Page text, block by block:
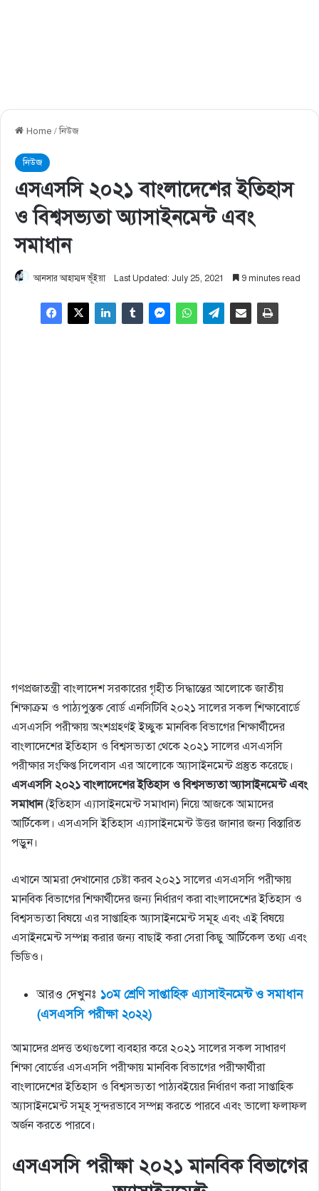
Home /নিউজ
নিউজ
এসএসসি ২০২১ বাংলাদেশের ইতিহাস
ও বিশ্বসভ্যতা অ্যাসাইনমেন্ট এবং
সমাধান
আনসার আহাম্মদ ভূঁইয়া Last Updated: July 25, 2021 9 minutes read
গণপ্রজাতন্ত্রী বাংলাদেশ সরকারের গৃহীত সিদ্ধান্তের আলোকে জাতীয়
শিক্ষাক্রম ও পাঠ্যপুস্তক বোর্ড এনসিটিবি ২০২১ সালের সকল শিক্ষাবোর্ডে
এসএসসি পরীক্ষায় অংশগ্রহণই ইচ্ছুক মানবিক বিভাগের শিক্ষার্থীদের
বাংলাদেশের ইতিহাস ও বিশ্বসভ্যতা থেকে ২০২১ সালের এসএসসি
পরীক্ষার সংক্ষিপ্ত সিলেবাস এর আলোকে অ্যাসাইনমেন্ট প্রস্তুত করেছে।
এসএসসি ২০২১ বাংলাদেশের ইতিহাস ও বিশ্বসভ্যতা অ্যাসাইনমেন্ট এবং
সমাধান(ইতিহাস এ্যাসাইনমেন্ট সমাধান) নিয়ে আজকে আমাদের
আর্টিকেল। এসএসসি ইতিহাস এ্যাসাইনমেন্ট উত্তর জানার জন্য বিস্তারিত
পড়ুন।
এখানে আমরা দেখানোর চেষ্টা করব ২০২১ সালের এসএসসি পরীক্ষায়
মানবিক বিভাগের শিক্ষার্থীদের জন্য নির্ধারণ করা বাংলাদেশের ইতিহাস ও
বিশ্বসভ্যতা বিষয়ে এর সাপ্তাহিক অ্যাসাইনমেন্ট সমূহ এবং এই বিষয়ে
এসাইনমেন্ট সম্পন্ন করার জন্য বাছাই করা সেরা কিছু আর্টিকেল তথ্য এবং
ভিডিও।
আরও দেখুনঃ ১০ম শ্রেণি সাপ্তাহিক এ্যাসাইনমেন্ট ও সমাধান
(এসএসসি পরীক্ষা ২০২২)
আমাদের প্রদত্ত তথ্যগুলো ব্যবহার করে ২০২১ সালের সকল সাধারণ
শিক্ষা বোর্ডের এসএসসি পরীক্ষায় মানবিক বিভাগের পরীক্ষার্থীরা
বাংলাদেশের ইতিহাস ও বিশ্বসভ্যতা পাঠ্যবইয়ের নির্ধারণ করা সাপ্তাহিক
অ্যাসাইনমেন্ট সমূহ সুন্দরভাবে সম্পন্ন করতে পারবে এবং ভালো ফলাফল
অর্জন করতে পারবে।
এসএসসি পরীক্ষা ২০২১ মানবিক বিভাগের